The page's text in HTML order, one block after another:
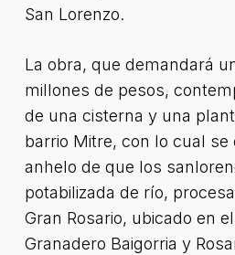
San Lorenzo.
La obra, que demandará
millones de pesos,
de una cisterna y una
barrio Mitre, con lo cual se
anhelo de que los
potabilizada de río,
Gran Rosario, ubicado en
Granadero Baigorria y